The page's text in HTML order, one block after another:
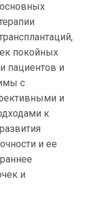
покойных
пациентов и
с
и
к
и ее
и